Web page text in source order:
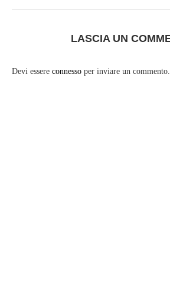
LASCIA UN
Devi essere connesso per inviare un commento.